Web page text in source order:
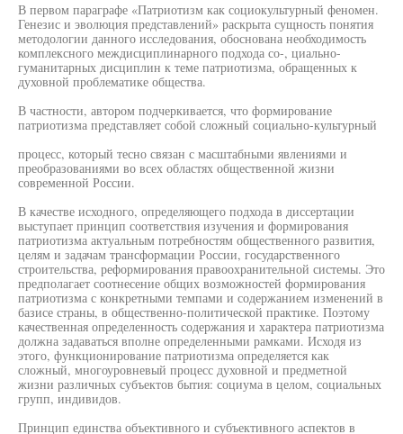
В первом параграфе «Патриотизм как социокультурный феномен.
Генезис и эволюция представлений» раскрыта сущность понятия
методологии данного исследования, обоснована необходимость
комплексного междисциплинарного подхода со-, циально-
гуманитарных дисциплин к теме патриотизма, обращенных к
духовной проблематике общества.
В частности, автором подчеркивается, что формирование
патриотизма представляет собой сложный социально-культурный
процесс, который тесно связан с масштабными явлениями и
преобразованиями во всех областях общественной жизни
современной России.
В качестве исходного, определяющего подхода в диссертации
выступает принцип соответствия изучения и формирования
патриотизма актуальным потребностям общественного развития,
целям и задачам трансформации России, государственного
строительства, реформирования правоохранительной системы. Это
предполагает соотнесение общих возможностей формирования
патриотизма с конкретными темпами и содержанием изменений в
базисе страны, в общественно-политической практике. Поэтому
качественная определенность содержания и характера патриотизма
должна задаваться вполне определенными рамками. Исходя из
этого, функционирование патриотизма определяется как
сложный, многоуровневый процесс духовной и предметной
жизни различных субъектов бытия: социума в целом, социальных
групп, индивидов.
Принцип единства объективного и субъективного аспектов в